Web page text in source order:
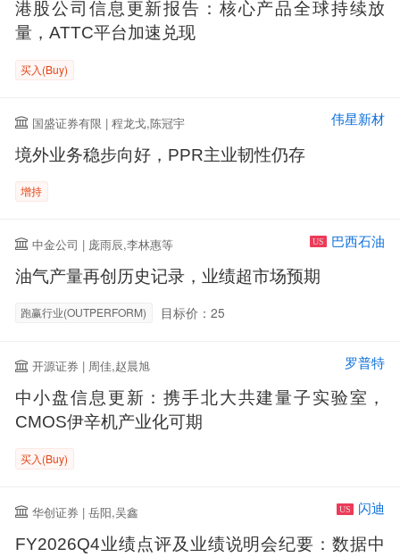
港股公司信息更新报告：核心产品全球持续放
量，ATTC平台加速兑现
买入(Buy)
国盛证券有限 | 程龙戈,陈冠宇 伟星新材
境外业务稳步向好，PPR主业韧性仍存
增持
中金公司 | 庞雨辰,李林惠等 US 巴西石油
油气产量再创历史记录，业绩超市场预期
跑赢行业(OUTPERFORM) 目标价：25
开源证券 | 周佳,赵晨旭 罗普特
中小盘信息更新：携手北大共建量子实验室，
CMOS伊辛机产业化可期
买入(Buy)
华创证券 | 岳阳,吴鑫 US 闪迪
FY2026Q4业绩点评及业绩说明会纪要：数据中